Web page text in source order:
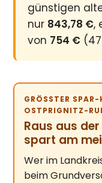
günstigen
nur 843,78 €,
von 754 €
GRÖSSTER SPAR-
STPRIGNITZ-
Raus aus
spart am
Wer im
beim